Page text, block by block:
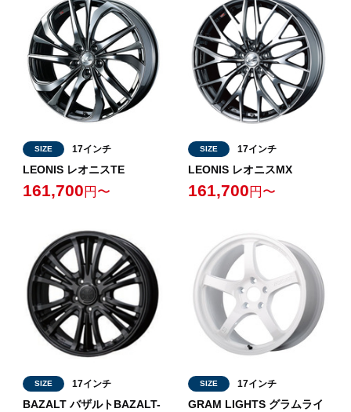
SIZE 17インチ
LEONIS レオニスTE
161,700 円〜
SIZE 17インチ
LEONIS レオニスMX
161,700 円〜
SIZE 17インチ
BAZALT バザルトBAZALT-
SIZE 17インチ
GRAM LIGHTS グラムライ